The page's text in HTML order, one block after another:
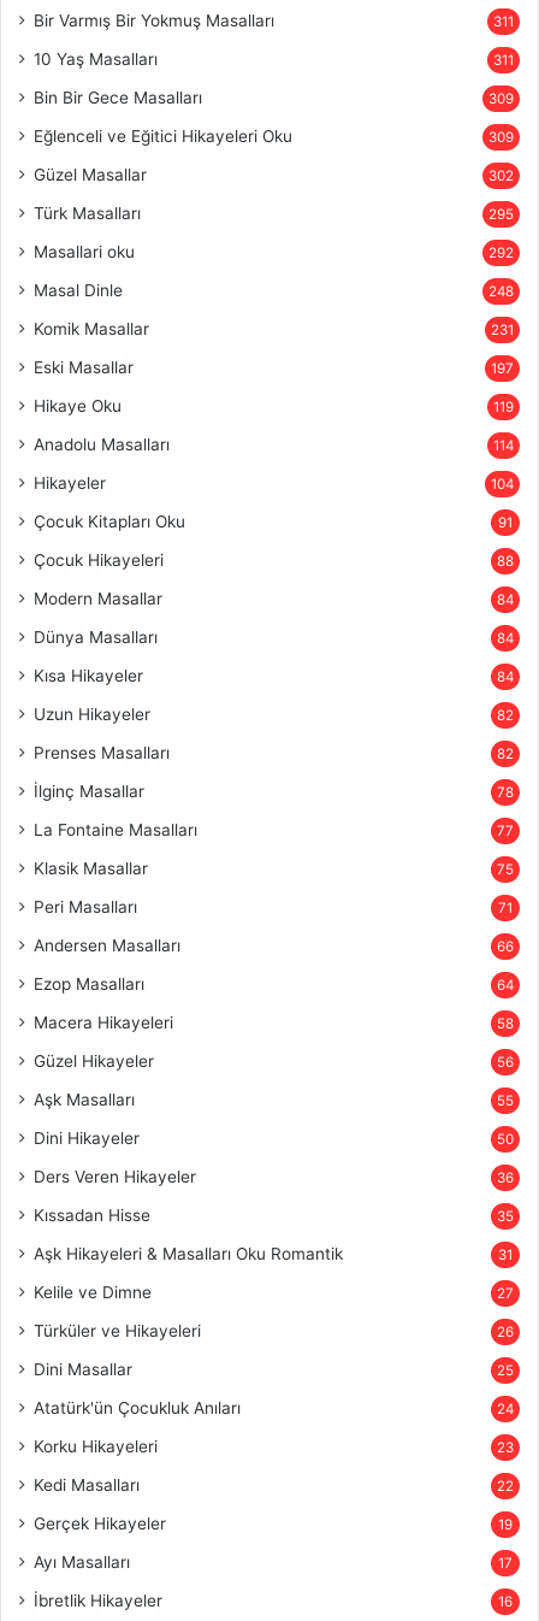
Bir Varmış Bir Yokmuş Masalları 311
10 Yaş Masalları 311
Bin Bir Gece Masalları 309
Eğlenceli ve Eğitici Hikayeleri Oku 309
Güzel Masallar 302
Türk Masalları 295
Masallari oku 292
Masal Dinle 248
Komik Masallar 231
Eski Masallar 197
Hikaye Oku 119
Anadolu Masalları 114
Hikayeler 104
Çocuk Kitapları Oku 91
Çocuk Hikayeleri 88
Modern Masallar 84
Dünya Masalları 84
Kısa Hikayeler 84
Uzun Hikayeler 82
Prenses Masalları 82
İlginç Masallar 78
La Fontaine Masalları 77
Klasik Masallar 75
Peri Masalları 71
Andersen Masalları 66
Ezop Masalları 64
Macera Hikayeleri 58
Güzel Hikayeler 56
Aşk Masalları 55
Dini Hikayeler 50
Ders Veren Hikayeler 36
Kıssadan Hisse 35
Aşk Hikayeleri & Masalları Oku Romantik 31
Kelile ve Dimne 27
Türküler ve Hikayeleri 26
Dini Masallar 25
Atatürk'ün Çocukluk Anıları 24
Korku Hikayeleri 23
Kedi Masalları 22
Gerçek Hikayeler 19
Ayı Masalları 17
İbretlik Hikayeler 16